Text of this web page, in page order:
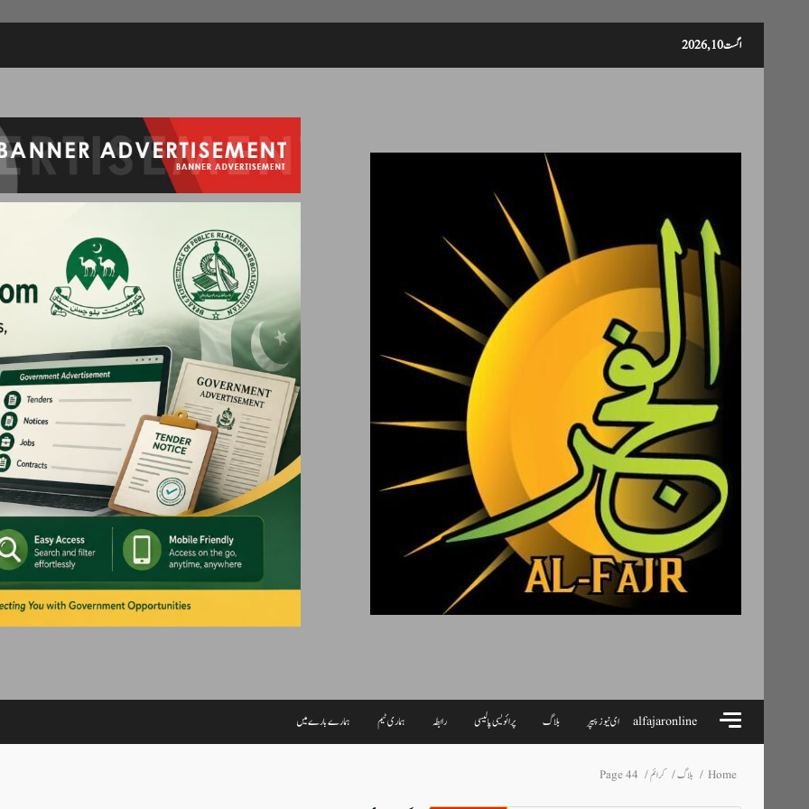
Skip
اگست 10, 2026
alfajaronline ای نیوز پیپر بلاگ پرائویسی پالیسی رابطہ ہماری ٹیم ہمارے بارے میں
Home بلاگ کرائم Page 44